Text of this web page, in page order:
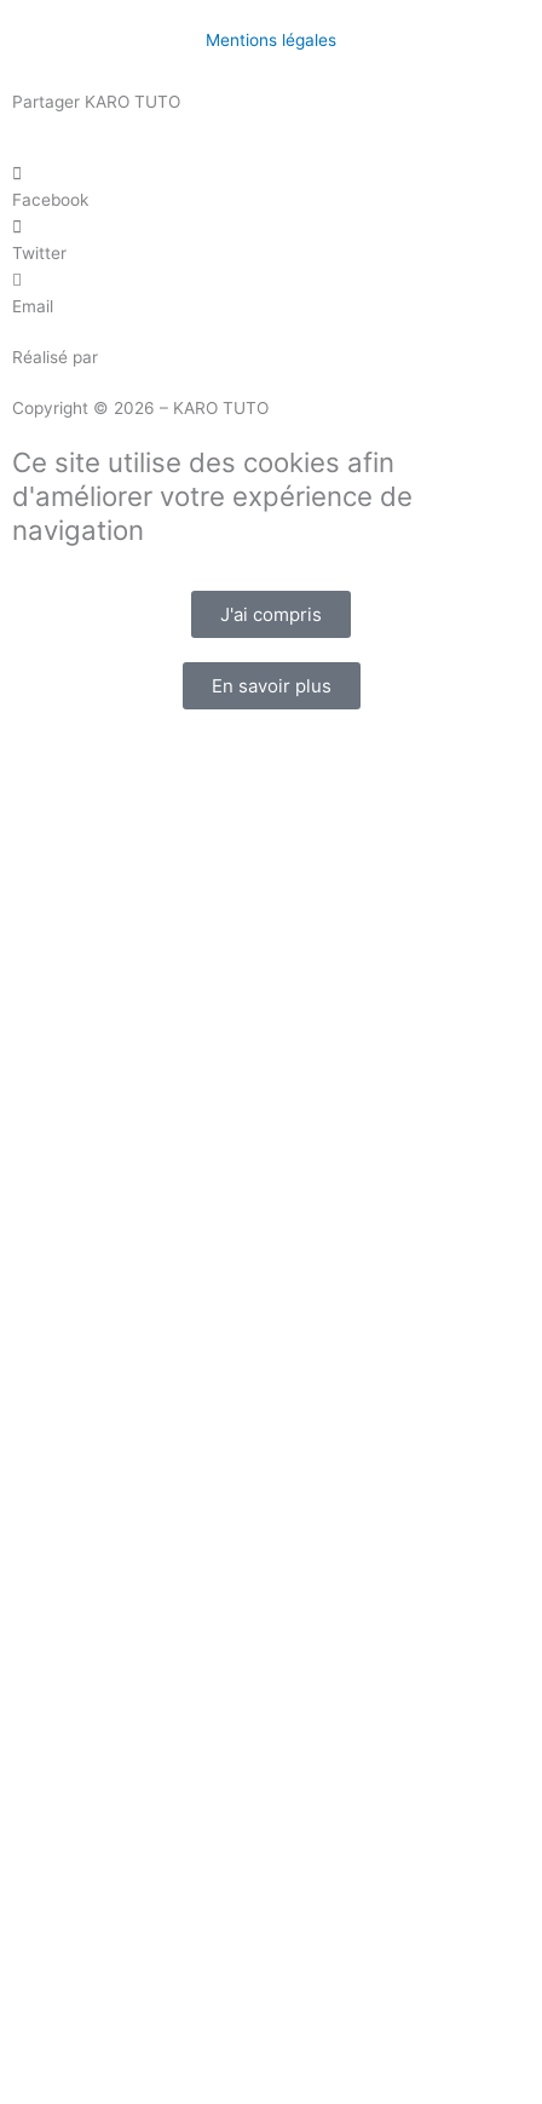
Mentions légales
Partager KARO TUTO
Facebook
Twitter
Email
Réalisé par
Copyright © 2026 – KARO TUTO
Ce site utilise des cookies afin
d'améliorer votre expérience de
navigation
J'ai compris
En savoir plus